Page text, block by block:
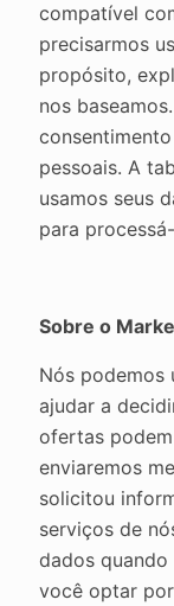
compatível
precisarmos
propósito,
nos
pessoais. A
usamos seus
para
Sobre o
Nós podemos
ajudar a
ofertas
enviaremos
solicitou
serviços de
dados quando
você optar